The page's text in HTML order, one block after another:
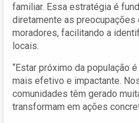
familiar. Essa estratégia é
diretamente as
moradores, facilitando a
locais.
“Estar próximo da população
mais efetivo e impactante.
comunidades têm gerado
transformam em ações